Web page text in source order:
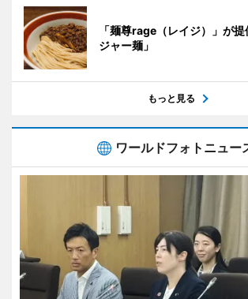
「麺尊rage（レイジ）」が
ジャー麺」
もっと見る
ワールドフォトニュー